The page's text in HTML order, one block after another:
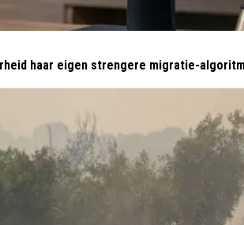
haar eigen strengere migratie-